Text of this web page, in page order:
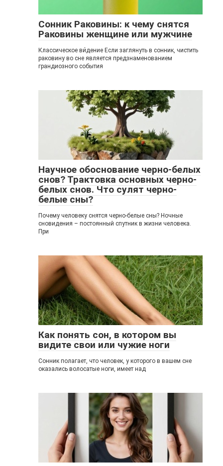
Сонник Раковины: к чему снятся
Раковины женщине или мужчине
Классическое ви́дение Если заглянуть в сонник, чистить
раковину во сне является предзнаменованием
грандиозного события
Научное обоснование черно-белых
снов? Трактовка основных черно-
белых снов. Что сулят черно-
белые сны?
Почему человеку снятся черно-белые сны? Ночные
сновидения – постоянный спутник в жизни человека.
При
Как понять сон, в котором вы
видите свои или чужие ноги
Сонник полагает, что человек, у которого в вашем сне
оказались волосатые ноги, имеет над